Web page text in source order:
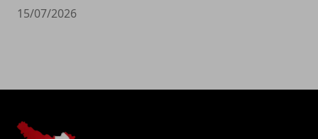
15/07/2026